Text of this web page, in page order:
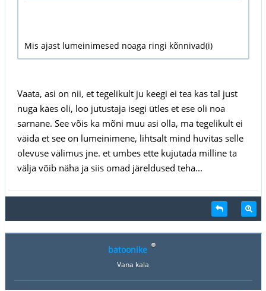
Mis ajast lumeinimesed noaga ringi kõnnivad(i)
Vaata, asi on nii, et tegelikult ju keegi ei tea kas tal just
nuga käes oli, loo jutustaja isegi ütles et ese oli noa
sarnane. See võis ka mõni muu asi olla, ma tegelikult ei
väida et see on lumeinimene, lihtsalt mind huvitas selle
olevuse välimus jne. et umbes ette kujutada milline ta
välja võib näha ja siis omad järeldused teha...
batoonike
Vana kala